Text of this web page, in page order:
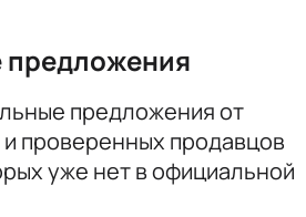
предложения от
проверенных продавцов
уже нет в официальной